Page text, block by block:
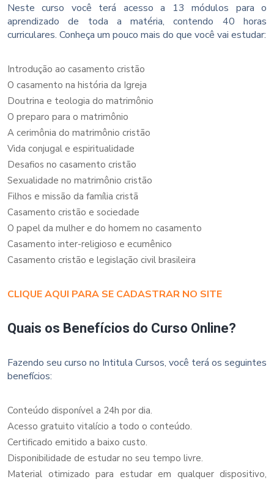
Neste curso você terá acesso a 13 módulos para o
aprendizado de toda a matéria, contendo 40 horas
curriculares. Conheça um pouco mais do que você vai estudar:
Introdução ao casamento cristão
O casamento na história da Igreja
Doutrina e teologia do matrimônio
O preparo para o matrimônio
A cerimônia do matrimônio cristão
Vida conjugal e espiritualidade
Desafios no casamento cristão
Sexualidade no matrimônio cristão
Filhos e missão da família cristã
Casamento cristão e sociedade
O papel da mulher e do homem no casamento
Casamento inter-religioso e ecumênico
Casamento cristão e legislação civil brasileira
CLIQUE AQUI PARA SE CADASTRAR NO SITE
Quais os Benefícios do Curso Online?
Fazendo seu curso no Intitula Cursos, você terá os seguintes
benefícios:
Conteúdo disponível a 24h por dia.
Acesso gratuito vitalício a todo o conteúdo.
Certificado emitido a baixo custo.
Disponibilidade de estudar no seu tempo livre.
Material otimizado para estudar em qualquer dispositivo,